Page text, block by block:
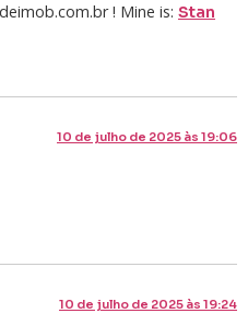
! Mine is: Stan
10 de julho de 2025 às 19:06
10 de julho de 2025 às 19:24